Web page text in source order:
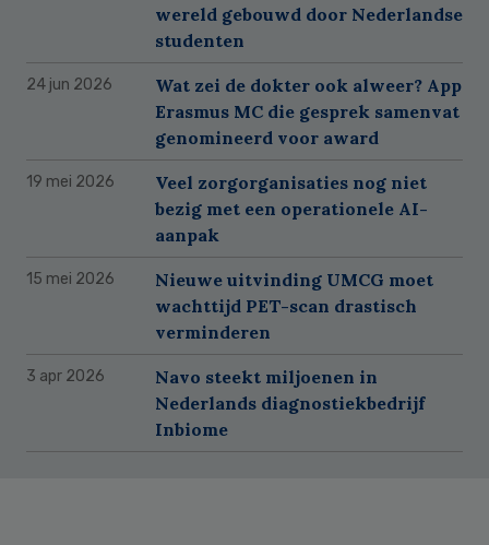
wereld gebouwd door Nederlandse
studenten
24 jun 2026
Wat zei de dokter ook alweer? App
Erasmus MC die gesprek samenvat
genomineerd voor award
19 mei 2026
Veel zorgorganisaties nog niet
bezig met een operationele AI-
aanpak
15 mei 2026
Nieuwe uitvinding UMCG moet
wachttijd PET-scan drastisch
verminderen
3 apr 2026
Navo steekt miljoenen in
Nederlands diagnostiekbedrijf
Inbiome